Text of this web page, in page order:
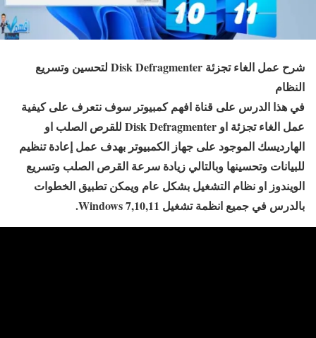
شرح عمل الغاء تجزئة Disk Defragmenter لتحسين وتسريع
النظام
في هذا الدرس على قناة افهم كمبيوتر سوف نتعرف على كيفية
عمل الغاء تجزئة او Disk Defragmenter للقرص الصلب او
الهارديسك الموجود على جهاز الكمبيوتر بهدف عمل إعادة تنظيم
للبيانات وتحسينها وبالتالي زيادة سرعة القرص الصلب وتسريع
الويندوز او نظام التشغيل بشكل عام ويمكن تطبيق الخطوات
بالدرس في جميع انظمة تشغيل Windows 7,10,11.